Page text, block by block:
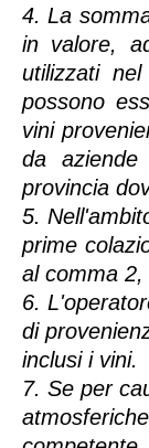
4. La
in valore,
utilizzati
possono
vini
da
provincia
5.
prime
al comma
6.
di
inclusi i vini.
7. Se per